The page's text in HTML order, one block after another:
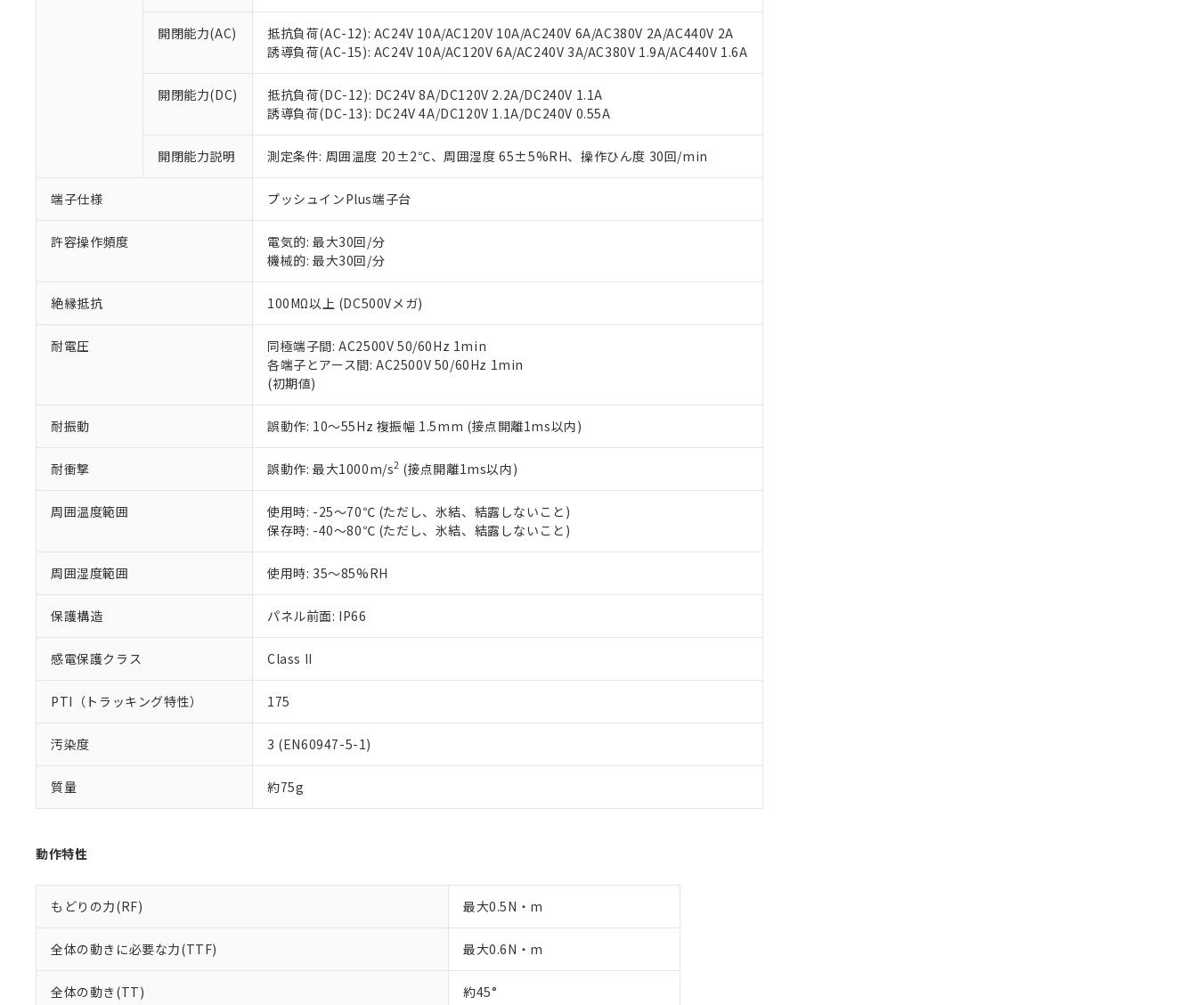
開閉能力(AC)
抵抗負荷(AC-12): AC24V 10A/AC120V 10A/AC240V 6A/AC380V 2A/AC440V 2A
誘導負荷(AC-15): AC24V 10A/AC120V 6A/AC240V 3A/AC380V 1.9A/AC440V 1.6A
開閉能力(DC)
抵抗負荷(DC-12): DC24V 8A/DC120V 2.2A/DC240V 1.1A
誘導負荷(DC-13): DC24V 4A/DC120V 1.1A/DC240V 0.55A
開閉能力説明 測定条件: 周囲温度 20±2℃、周囲湿度 65±5%RH、操作ひん度 30回/min
端子仕様 プッシュインPlus端子台
許容操作頻度
電気的: 最大30回/分
機械的: 最大30回/分
絶縁抵抗 100MΩ以上 (DC500Vメガ)
耐電圧
同極端子間: AC2500V 50/60Hz 1min
各端子とアース間: AC2500V 50/60Hz 1min
(初期値)
耐振動 誤動作: 10～55Hz 複振幅 1.5mm (接点開離1ms以内)
耐衝撃 誤動作: 最大1000m/s2 (接点開離1ms以内)
周囲温度範囲
使用時: -25～70℃ (ただし、氷結、結露しないこと)
保存時: -40～80℃ (ただし、氷結、結露しないこと)
周囲湿度範囲 使用時: 35～85%RH
保護構造 パネル前面: IP66
感電保護クラス Class II
PTI（トラッキング特性） 175
汚染度 3 (EN60947-5-1)
質量 約75g
動作特性
もどりの力(RF) 最大0.5N・m
全体の動きに必要な力(TTF) 最大0.6N・m
全体の動き(TT) 約45°
ご利用条件
本サービスは、当社制御機器事業取扱商品の当社在庫状況および標準価格(税抜)を提供させていただ
くものです。
当社制御機器事業取扱商品の中には、本サービスの対象外となる商品もあることをご了承ください。
在庫状況および標準価格照会結果は、記載している更新日時点での社内データに基づき作成されるも
のであり、閲覧された時点での実際の在庫および標準価格とは異なる場合があることをご了承くださ
い。
正式な納期状況および標準価格はお客様のお取引先、またはお客様担当のオムロン制御機器販売店・
オムロン制御機器販売店や当社販売拠点は「
在庫状況および標準価格結果を当社の事前の承諾なく第三者に漏洩または開示しないようお願いしま
マイパーツ機能（部品リスト作成サービス）をご利用いただくには、I-Webメンバーズにご登録され
ている必要があります。
お客様が当ウェブサイト上で当社にご登録された部品リストについて、当社および当社の共同利用者
が、当社の製品・サービスに関するお客様との取引・商談に必要な範囲で利用することをご了承くだ
※当社の共同利用者とは、 "個人情報の共同利用に関して"
いる法人を指します。
※1 対応状況
対応済み：EU RoHS指令（10物質）の非含有に対応した製品が提供可能な商品です。
対応予定：EU RoHS指令（10物質）の非含有に対応した製品に切り替える予定のある商品です。
対応予定なし：EU RoHS指令（10物質）の非含有に非対応の商品で、対応品を出す予定はありません。
調査・確認中：EU RoHS指令（10物質）の非含有の対応状況を調査中または確認中の商品です。
仕入先様の事情により、非含有部品としていたものが、含有品と判明した場合などやむを得ず変更すること
があります。
*EU RoHS指令（10物質）：
鉛(Pb) 1000ppm以下、 水銀(Hg) 1000ppm以下、 カドミウム(Cd) 100ppm以下、
フタル酸ビス(2-エチルヘキシル) (DEHP)(別名：DOP) 1000ppm以下、フタル酸ブチルベンジル（BBP） 1000ppm以下、フタル酸ジブチ
ル（DBP） 1000ppm以下、フタル酸ジイソブチル (DIBP) 1000ppm以下
但し、RoHS指令で産業用監視および制御機器に対する適用除外項目は除く。
フタル酸エステル類の４物質については閾値を超える意図的な使用がないことを確認しています。
※2 対応予定月
部品在庫の切り替え状況などにより、予定月が前後することがあります。
※3 非含有証明書ダウンロード
下記の非含有証明書をダウンロードすることができます。
EU RoHS指令（10物質）の非含有証明書
51物質の非含有証明書（当社基準）
また、RoHS指令のフタル酸エステル類４物質の対応では、対応完了までの期間は出荷製品に未対応品が
混在することから備考欄に対応日を記載しておりました。
既に当社にて対応品への在庫切替を完了していることから、特段のことがない限り、2022年1月12日よ
り割愛しております。
※1 中国RoHS○×表
「○」：最大均質材料含有率が中国RoHSの基準値以下であることを示します。
「×」：最大均質材料含有率が中国RoHSの基準値を超えていることを示します。
「－」：未確認です。当社販売部門へお問い合わせください。
*中国RoHS10物質の基準値 (GB/T26572)：
Pb(鉛) :1000ppm、 Hg(水銀) : 1000ppm、 Cd(カドミウム) : 100ppm、
Cr(Ⅵ)(六価クロム) : 1000ppm、 PBBs(ポリ臭化ビフェニル類) : 1000ppm、 PBDEs(ポリ臭化ジフェニルエーテル類) : 1000ppm、
DEHP(フタル酸ビス(2-エチルヘキシル)) : 1000ppm
※2 環境保護使用期限
「ｅ」：有害物質（10物質）のすべてが基準値以下であることを示します。
味します。
「－」：未確認です。当社販売部門へお問い合わせください。
当社は、これら貴社製品のうち、外国為替および外国貿易法に定める商品（以下｢規制貨物等」とい
う）を輸出または国外への提供する場合は、日本国政府の輸出許可(または役務取引許可)を取得する
などの必要な手続きをとります。
当社は規制貨物を破棄する場合は、完全に破砕するなど、違法に輸出されないよう必要な手段を講じ
ます。
当社は貴社製品を、核兵器、ミサイル、化学兵器、生物兵器またはその他武器並びにこれらの製造装
当社は、貴社製品を第三者に販売する場合は、上記1、2および3の内容を当該第三者に通知します。
また当社は、販売先および販売に係わる関係者が違法に輸出するおそれがある場合は、取り引きをい
たしません。
合意する
号
一定数以上の在庫あり
－